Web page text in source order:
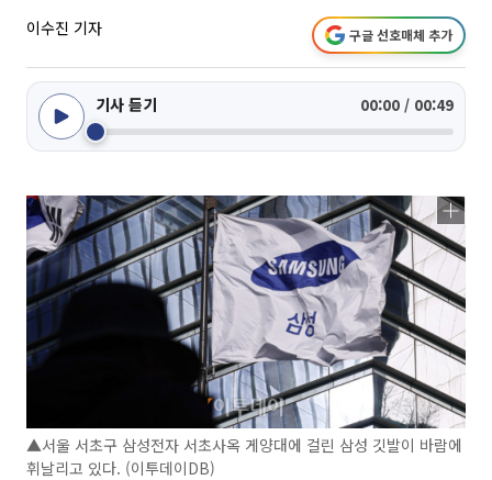
이수진 기자 구글 선호매체 추가
기사 듣기 00:00 / 00:49
▲서울 서초구 삼성전자 서초사옥 게양대에 걸린 삼성 깃발이 바람에
휘날리고 있다. (이투데이DB)